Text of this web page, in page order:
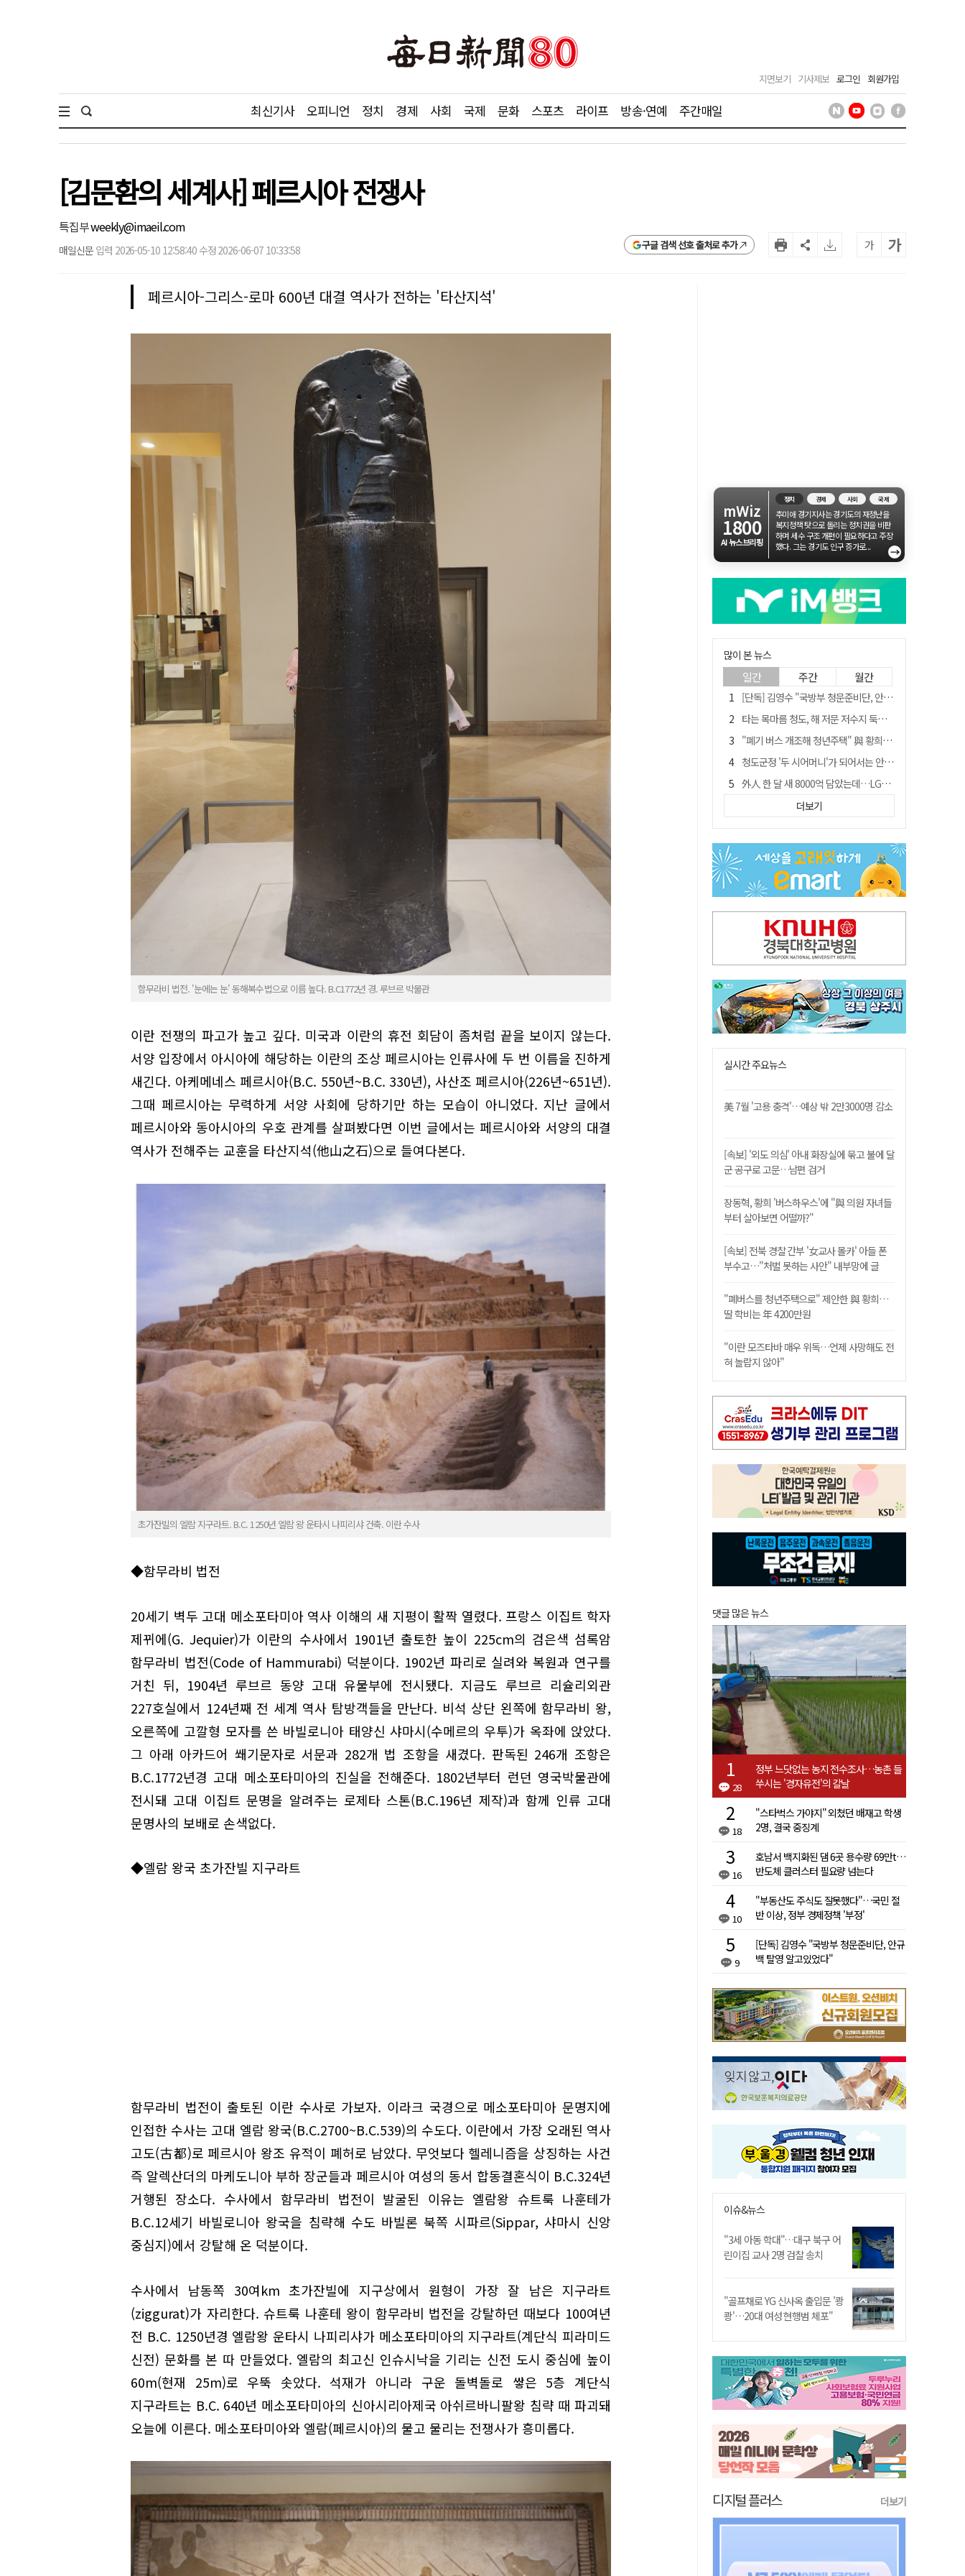
지면보기 기사제보 로그인 회원가입
최신기사 오피니언 정치 경제 사회 국제 문화 스포츠 라이프 방송·연예 주간매일
[김문환의 세계사] 페르시아 전쟁사
특집부weekly@imaeil.com
매일신문 입력 2026-05-10 12:58:40 수정 2026-06-07 10:33:58 구글 검색 선호 출처로 추가 가 가
페르시아-그리스-로마 600년 대결 역사가 전하는 '타산지석'
함무라비 법전. '눈에는 눈' 동해복수법으로 이름 높다. B.C1772년 경. 루브르 박물관
이란 전쟁의 파고가 높고 깊다. 미국과 이란의 휴전 회담이 좀처럼 끝을 보이지 않는다.
서양 입장에서 아시아에 해당하는 이란의 조상 페르시아는 인류사에 두 번 이름을 진하게
새긴다. 아케메네스 페르시아(B.C. 550년~B.C. 330년), 사산조 페르시아(226년~651년).
그때 페르시아는 무력하게 서양 사회에 당하기만 하는 모습이 아니었다. 지난 글에서
페르시아와 동아시아의 우호 관계를 살펴봤다면 이번 글에서는 페르시아와 서양의 대결
역사가 전해주는 교훈을 타산지석(他山之石)으로 들여다본다.
초가잔빌의 엘람 지구라트. B.C. 1250년 엘람 왕 운타시 나피리샤 건축. 이란 수사
◆함무라비 법전
20세기 벽두 고대 메소포타미아 역사 이해의 새 지평이 활짝 열렸다. 프랑스 이집트 학자
제뀌에(G. Jequier)가 이란의 수사에서 1901년 출토한 높이 225cm의 검은색 섬록암
함무라비 법전(Code of Hammurabi) 덕분이다. 1902년 파리로 실려와 복원과 연구를
거친 뒤, 1904년 루브르 동양 고대 유물부에 전시됐다. 지금도 루브르 리슐리외관
227호실에서 124년째 전 세계 역사 탐방객들을 만난다. 비석 상단 왼쪽에 함무라비 왕,
오른쪽에 고깔형 모자를 쓴 바빌로니아 태양신 샤마시(수메르의 우투)가 옥좌에 앉았다.
그 아래 아카드어 쐐기문자로 서문과 282개 법 조항을 새겼다. 판독된 246개 조항은
B.C.1772년경 고대 메소포타미아의 진실을 전해준다. 1802년부터 런던 영국박물관에
전시돼 고대 이집트 문명을 알려주는 로제타 스톤(B.C.196년 제작)과 함께 인류 고대
문명사의 보배로 손색없다.
◆엘람 왕국 초가잔빌 지구라트
함무라비 법전이 출토된 이란 수사로 가보자. 이라크 국경으로 메소포타미아 문명지에
인접한 수사는 고대 엘람 왕국(B.C.2700~B.C.539)의 수도다. 이란에서 가장 오래된 역사
고도(古都)로 페르시아 왕조 유적이 폐허로 남았다. 무엇보다 헬레니즘을 상징하는 사건
즉 알렉산더의 마케도니아 부하 장군들과 페르시아 여성의 동서 합동결혼식이 B.C.324년
거행된 장소다. 수사에서 함무라비 법전이 발굴된 이유는 엘람왕 슈트룩 나훈테가
B.C.12세기 바빌로니아 왕국을 침략해 수도 바빌론 북쪽 시파르(Sippar, 샤마시 신앙
중심지)에서 강탈해 온 덕분이다.
수사에서 남동쪽 30여km 초가잔빌에 지구상에서 원형이 가장 잘 남은 지구라트
(ziggurat)가 자리한다. 슈트룩 나훈테 왕이 함무라비 법전을 강탈하던 때보다 100여년
전 B.C. 1250년경 엘람왕 운타시 나피리샤가 메소포타미아의 지구라트(계단식 피라미드
신전) 문화를 본 따 만들었다. 엘람의 최고신 인슈시낙을 기리는 신전 도시 중심에 높이
60m(현재 25m)로 우뚝 솟았다. 석재가 아니라 구운 돌벽돌로 쌓은 5층 계단식
지구라트는 B.C. 640년 메소포타미아의 신아시리아제국 아쉬르바니팔왕 침략 때 파괴돼
오늘에 이른다. 메소포타미아와 엘람(페르시아)의 물고 물리는 전쟁사가 흥미롭다.
mWiz
1800
AI 뉴스브리핑
정치 경제 사회 국제
추미애 경기지사는 경기도의 재정난을
복지정책 탓으로 돌리는 정치권을 비판
하며 세수 구조 개편이 필요하다고 주장
했다. 그는 경기도 인구 증가로...
→
많이 본 뉴스
일간 주간 월간
[단독] 김영수 "국방부 청문준비단, 안규백 탈영 알고있었다"
타는 목마름 청도, 해 저문 저수지 둑에 군수가 서 있었다
"폐기 버스 개조해 청년주택" 與 황희…'딸 학비는 年 4200만원'
청도군정 '두 시어머니'가 되어서는 안된다
外人 한 달 새 8000억 담았는데…LG이노텍 목표주가는 왜 엇갈릴까
임시휴업 들어갔던 홈플러스 영주점, 7일 영업 재개…지하 1층만 운영
SK하이닉스, 주당 375원 분기 배당 공시…"3분기 중 주주환원 방안 확정"
이의준 전 경북도 새마을봉사과장, 제28대 울릉군 부군수 취임
"상법개정해도 주주가 '봉'"…하이닉스 솔리다임 상장설에 술렁[개미와글와글]
더보기
실시간 주요뉴스
美 7월 '고용 충격'…예상 밖 2만3000명 감소
[속보] '외도 의심' 아내 화장실에 묶고 불에 달
군 공구로 고문…남편 검거
장동혁, 황희 '버스하우스'에 "與 의원 자녀들
부터 살아보면 어떨까?"
[속보] 전북 경찰 간부 '女교사 몰카' 아들 폰
부수고…"처벌 못하는 사안" 내부망에 글
"폐버스를 청년주택으로" 제안한 與 황희…
딸 학비는 年 4200만원
"이란 모즈타바 매우 위독…언제 사망해도 전
혀 놀랍지 않아"
댓글 많은 뉴스
28
정부 느닷없는 농지 전수조사…농촌 들
쑤시는 '경자유전'의 칼날
18
"스타벅스 가야지" 외쳤던 배재고 학생
2명, 결국 중징계
16
호남서 백지화된 댐 6곳 용수량 69만t…
반도체 클러스터 필요량 넘는다
10
"부동산도 주식도 잘못했다"…국민 절
반 이상, 정부 경제정책 '부정'
9
[단독] 김영수 "국방부 청문준비단, 안규
백 탈영 알고있었다"
이슈&뉴스
"3세 아동 학대"…대구 북구 어
린이집 교사 2명 검찰 송치
"골프채로 YG 신사옥 출입문 '쾅
쾅'…20대 여성 현행범 체포"
디지털 플러스 더보기